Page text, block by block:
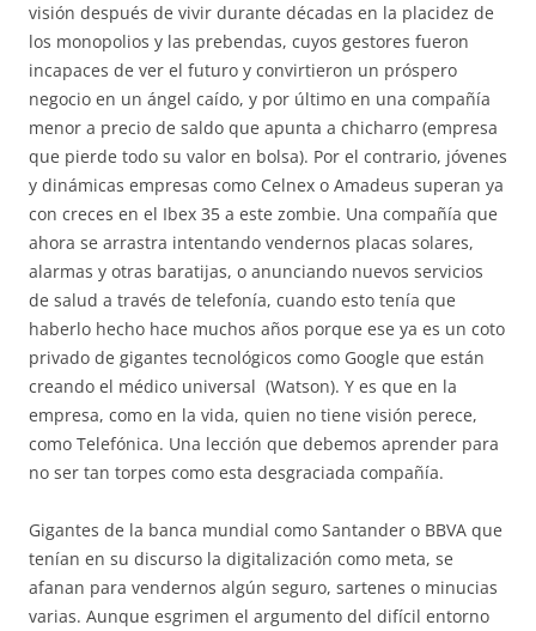
visión después de vivir durante décadas en la placidez de
los monopolios y las prebendas, cuyos gestores fueron
incapaces de ver el futuro y convirtieron un próspero
negocio en un ángel caído, y por último en una compañía
menor a precio de saldo que apunta a chicharro (empresa
que pierde todo su valor en bolsa). Por el contrario, jóvenes
y dinámicas empresas como Celnex o Amadeus superan ya
con creces en el Ibex 35 a este zombie. Una compañía que
ahora se arrastra intentando vendernos placas solares,
alarmas y otras baratijas, o anunciando nuevos servicios
de salud a través de telefonía, cuando esto tenía que
haberlo hecho hace muchos años porque ese ya es un coto
privado de gigantes tecnológicos como Google que están
creando el médico universal (Watson). Y es que en la
empresa, como en la vida, quien no tiene visión perece,
como Telefónica. Una lección que debemos aprender para
no ser tan torpes como esta desgraciada compañía.
Gigantes de la banca mundial como Santander o BBVA que
tenían en su discurso la digitalización como meta, se
afanan para vendernos algún seguro, sartenes o minucias
varias. Aunque esgrimen el argumento del difícil entorno